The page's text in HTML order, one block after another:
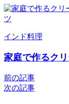
インド料理
家庭で作るク
前の記事
次の記事